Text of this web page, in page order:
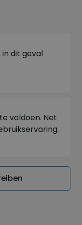
und
Stürze.
Treppen,
dit geval
voldoen. Net